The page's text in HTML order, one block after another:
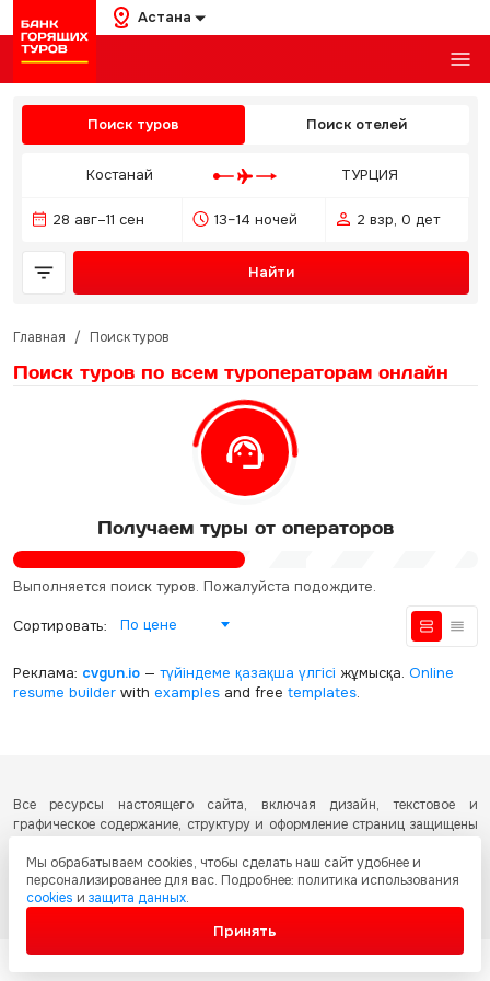
Астана
Поиск туров Поиск отелей
Костанай ТУРЦИЯ
28 авг–11 сен 13–14 ночей 2 взр, 0 дет
Найти
Главная / Поиск туров
Поиск туров по всем туроператорам онлайн
Получаем туры от операторов
Выполняется поиск туров. Пожалуйста подождите.
Сортировать: По цене
Реклама: cvgun.io— түйіндеме қазақша үлгісі жұмысқа. Online
resume builderwith examplesand free templates.
Все ресурсы настоящего сайта, включая дизайн, текстовое и
графическое содержание, структуру и оформление страниц защищены
Казахстан об охране авторских прав и интеллектуальной собственности.
Любое копирование и распространение материалов сайта без
письменного разрешения запрещено.
Мы обрабатываем cookies, чтобы сделать наш сайт удобнее и
персонализированее для вас. Подробнее: политика использования
cookies и защита данных.
Принять